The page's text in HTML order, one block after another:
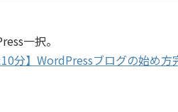
一択。
10分】WordPressブログの始め方